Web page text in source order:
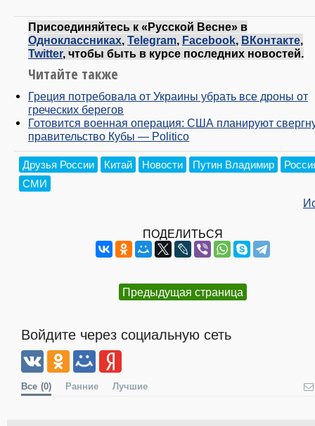
Присоединяйтесь к «Русской Весне» в
Одноклассниках, Telegram, Facebook, ВКонтакте,
Twitter, чтобы быть в курсе последних новостей.
Читайте также
Греция потребовала от Украины убрать все дроны от
греческих берегов
Готовится военная операция: США планируют
правительство Кубы — Politico
Друзья России Китай Новости Путин Владимир
СМИ
ПОДЕЛИТЬСЯ
Предыдущая страница
Войдите через социальную сеть
Все (0) Ранние Лучшие